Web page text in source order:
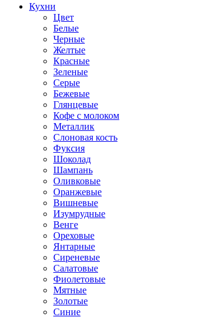
Кухни
Цвет
Белые
Черные
Желтые
Красные
Зеленые
Серые
Бежевые
Глянцевые
Кофе с молоком
Металлик
Слоновая кость
Фуксия
Шоколад
Шампань
Оливковые
Оранжевые
Вишневые
Изумрудные
Венге
Ореховые
Янтарные
Сиреневые
Салатовые
Фиолетовые
Мятные
Золотые
Синие